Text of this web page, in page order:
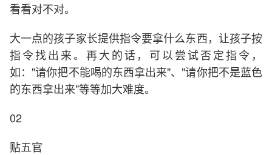
看看对不对。
大一点的孩子家长提供指令要拿什么东西，让孩子按
指令找出来。再大的话，可以尝试否定指令，
如："请你把不能喝的东西拿出来"、"请你把不是蓝色
的东西拿出来"等等加大难度。
02
贴五官